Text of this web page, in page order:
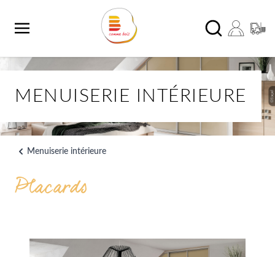
Chercher
MENUISERIE INTÉRIEURE
Menuiserie intérieure
Placards